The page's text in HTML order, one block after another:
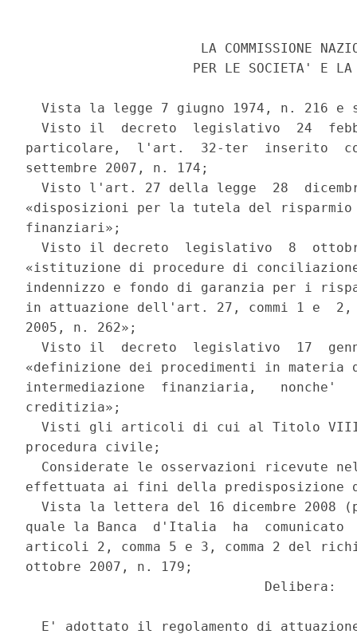
LA COMMISSIONE
PER LE SOCIETA' E
Vista la legge 7 giugno 1974, n. 216 e
Visto il  decreto  legislativo  24
particolare,  l'art.  32-ter  inserito
settembre 2007, n. 174;
Visto l'art. 27 della legge  28
«disposizioni per la tutela del
finanziari»;
Visto il decreto  legislativo  8
«istituzione di procedure di
indennizzo e fondo di garanzia per i
in attuazione dell'art. 27, commi 1 e  2,
2005, n. 262»;
Visto il  decreto  legislativo  17
«definizione dei procedimenti in
intermediazione  finanziaria,   nonche'
creditizia»;
Visti gli articoli di cui al Titolo
procedura civile;
Considerate le osservazioni ricevute
effettuata ai fini della predisposizione
Vista la lettera del 16 dicembre 2008
quale la Banca  d'Italia  ha
articoli 2, comma 5 e 3, comma 2 del
ottobre 2007, n. 179;
                              Delibera:
E' adottato il regolamento di